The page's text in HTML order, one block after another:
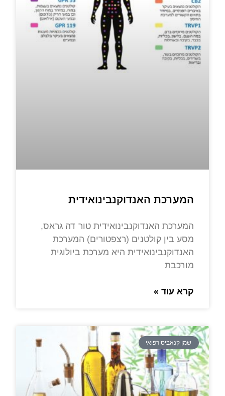
המערכת האנדוקנבינואידית
המערכת האנדוקנבינואידית טור דה גראס,
מסע בין קולטנים (רצפטורים) המערכת
האנדוקנבינואידית היא מערכת ביולוגית
מורכבת
קרא עוד »
שמן קנאביס רפואי